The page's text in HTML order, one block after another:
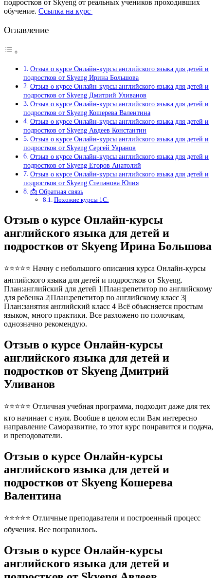
подростков от Skyeng от реальных учеников проходивших
обучение. Ссылка на курс
Оглавление
Отзыв о курсе Онлайн-курсы английского языка для детей и
подростков от Skyeng Ирина Большова
Отзыв о курсе Онлайн-курсы английского языка для детей и
подростков от Skyeng Дмитрий Уливанов
Отзыв о курсе Онлайн-курсы английского языка для детей и
подростков от Skyeng Кошерева Валентина
Отзыв о курсе Онлайн-курсы английского языка для детей и
подростков от Skyeng Авдеев Константин
Отзыв о курсе Онлайн-курсы английского языка для детей и
подростков от Skyeng Сергей Увранов
Отзыв о курсе Онлайн-курсы английского языка для детей и
подростков от Skyeng Егоров Анатолий
Отзыв о курсе Онлайн-курсы английского языка для детей и
подростков от Skyeng Степанова Юлия
📩 Обратная связь
Похожие курсы 1С:
Отзыв о курсе Онлайн-курсы
английского языка для детей и
подростков от Skyeng Ирина Большова
⭐⭐⭐⭐⭐ Начну с небольшого описания курса Онлайн-курсы
английского языка для детей и подростков от Skyeng.
План:английский для детей 1|План:репетитор по английскому
для ребенка 2|План:репетитор по английскому класс 3|
План:занятия английский класс 4 Всё объясняется простым
языком, много практики. Все разложено по полочкам,
однозначно рекомендую.
Отзыв о курсе Онлайн-курсы
английского языка для детей и
подростков от Skyeng Дмитрий
Уливанов
⭐⭐⭐⭐⭐ Отличная учебная программа, подходит даже для тех
кто начинает с нуля. Вообше в целом если Вам интересно
направление Саморазвитие, то этот курс понравится и подача,
и преподователи.
Отзыв о курсе Онлайн-курсы
английского языка для детей и
подростков от Skyeng Кошерева
Валентина
⭐⭐⭐⭐⭐ Отличные преподаватели и построенный процесс
обучения. Все понравилось.
Отзыв о курсе Онлайн-курсы
английского языка для детей и